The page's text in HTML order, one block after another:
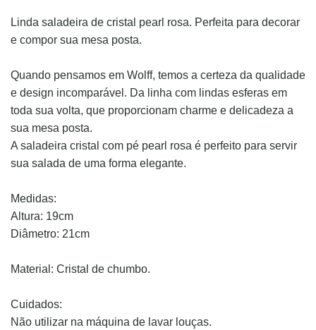
Linda saladeira de cristal pearl rosa. Perfeita para decorar
e compor sua mesa posta.
Quando pensamos em Wolff, temos a certeza da qualidade
e design incomparável. Da linha com lindas esferas em
toda sua volta, que proporcionam charme e delicadeza a
sua mesa posta.
A saladeira cristal com pé pearl rosa é perfeito para servir
sua salada de uma forma elegante.
Medidas:
Altura: 19cm
Diâmetro: 21cm
Material: Cristal de chumbo.
Cuidados:
Não utilizar na máquina de lavar louças.